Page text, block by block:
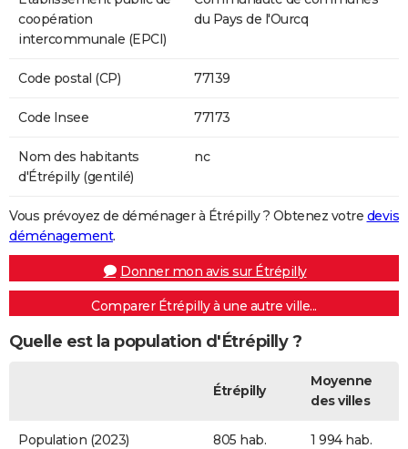
coopération
intercommunale (EPCI)
du Pays de l'Ourcq
Code postal (CP) 77139
Code Insee 77173
Nom des habitants
d'Étrépilly (gentilé)
nc
Vous prévoyez de déménager à Étrépilly ? Obtenez votre devis
déménagement.
Donner mon avis sur Étrépilly
Comparer Étrépilly à une autre ville...
Quelle est la population d'Étrépilly ?
Étrépilly
Moyenne
des villes
Population (2023) 805 hab. 1 994 hab.